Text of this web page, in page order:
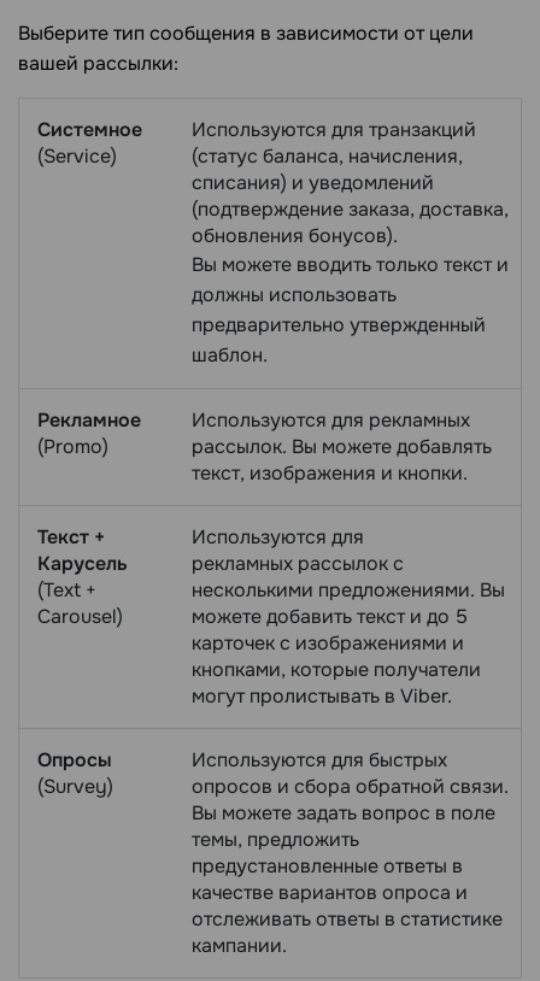
Выберите тип сообщения в зависимости от цели
вашей рассылки:
Системное
(Service)
Используются для транзакций
(статус баланса, начисления,
списания) и уведомлений
(подтверждение заказа, доставка,
обновления бонусов).
Вы можете вводить только текст и
должны использовать
предварительно утвержденный
шаблон.
Рекламное
(Promo)
Используются для рекламных
рассылок. Вы можете добавлять
текст, изображения и кнопки.
Текст +
Карусель
(Text +
Carousel)
Используются для
рекламных рассылок с
несколькими предложениями. Вы
можете добавить текст и до 5
карточек с изображениями и
кнопками, которые получатели
могут пролистывать в Viber.
Опросы
(Survey)
Используются для быстрых
опросов и сбора обратной связи.
Вы можете задать вопрос в поле
темы, предложить
предустановленные ответы в
качестве вариантов опроса и
отслеживать ответы в статистике
кампании.